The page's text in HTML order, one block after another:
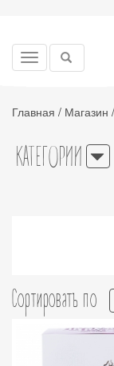
Toggle
Главная / Магазин /
КАТЕГОРИИ
Сортировать по